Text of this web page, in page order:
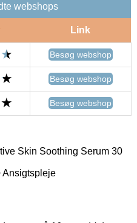
webshops
Link
Besøg webshop
Besøg webshop
Besøg webshop
Skin Soothing Serum 30
Ansigtspleje